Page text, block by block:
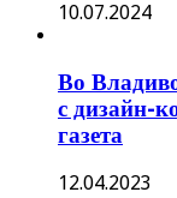
10.07.2024
Во
с дизайн-
газета
12.04.2023